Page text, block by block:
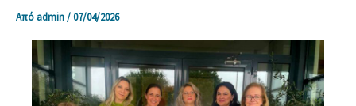
Από admin/07/04/2026